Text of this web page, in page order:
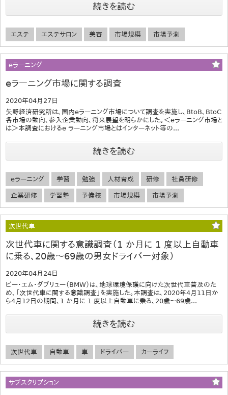
続きを読む
エステ エステサロン 美容 市場規模 市場予測
eラーニング
eラーニング市場に関する調査
2020年04月27日
矢野経済研究所は、国内eラーニング市場について調査を実施し、BtoB、BtoC
各市場の動向、参入企業動向、将来展望を明らかにした。＜eラーニング市場と
は＞本調査におけるe ラーニング市場とはインターネット等の...
続きを読む
eラーニング 学習 勉強 人材育成 研修 社員研修
企業研修 学習塾 予備校 市場規模 市場予測
次世代車
次世代車に関する意識調査（1 か月に 1 度以上自動車
に乗る、20歳～69歳の男女ドライバー対象）
2020年04月24日
ビー・エム・ダブリュー（BMW）は、地球環境保護に向けた次世代車普及のた
め、「次世代車に関する意識調査」を実施した。本調査は、2020年4月11日か
ら4月12日の期間、1 か月に 1 度以上自動車に乗る、20歳～69歳...
続きを読む
次世代車 自動車 車 ドライバー カーライフ
サブスクリプション